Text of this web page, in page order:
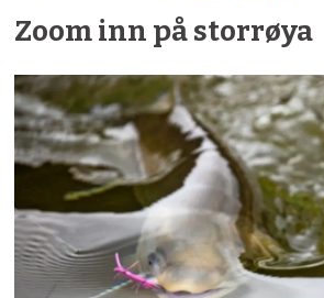
Zoom inn på storrøya